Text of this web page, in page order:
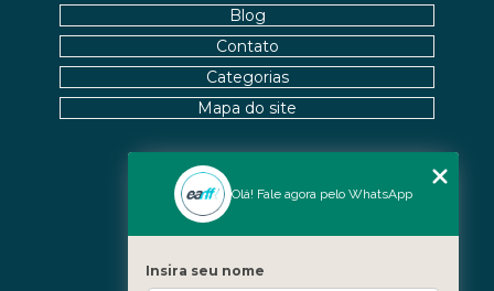
Nossas Unidades
Barra - Rio de Janeiro
Blog
Contato
Categorias
Mapa do site
Olá! Fale agora pelo WhatsApp
Insira seu nome